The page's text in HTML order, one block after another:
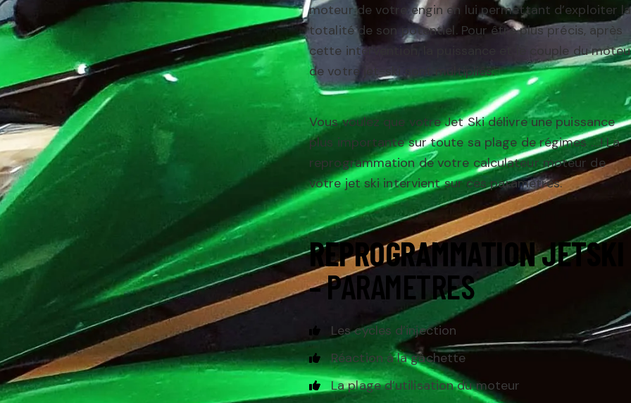
moteur de votre engin en lui permettant d’exploiter la
totalité de son potentiel. Pour être plus précis, après
cette intervention, la puissance et le couple du
de votre jet-ski sont multipliés.
Vous voulez que votre Jet Ski délivre une puissance
plus importante sur toute sa plage de régimes ….! La
reprogrammation de votre calculateur moteur de
votre jet ski intervient sur ces paramètres.
REPROGRAMMATIONJETSKI
– PARAMETRES
Les cycles d’injection
Réaction à la gâchette
La plage d’utilisation du moteur